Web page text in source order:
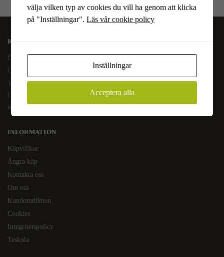
KAFFEOCHTE.SE
En del av Novodesign AB
Org.nr. 556790-1235
Tel.
08-400 209 60
(10-17 mån-fre)
info@kaffeochte.se
INFORMATION
Köpvillkor
Ångra köp
Kontakta oss
Om oss
Kundomdömen
Cookies
Integritetspolicy
Teskola
välja vilken typ av cookies du vill ha genom att klicka
på "Inställningar".Läs vår cookie policy
Inställningar
Acceptera alla